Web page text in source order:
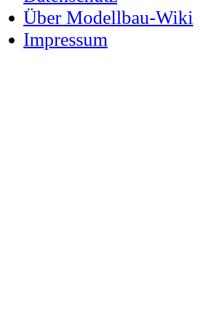
Über Modellbau-Wiki
Impressum